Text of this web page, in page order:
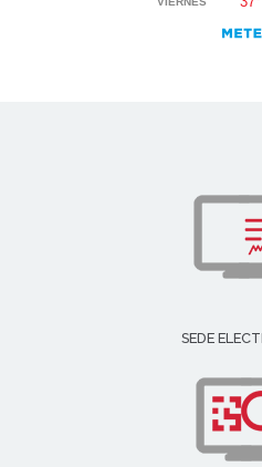
SEDE